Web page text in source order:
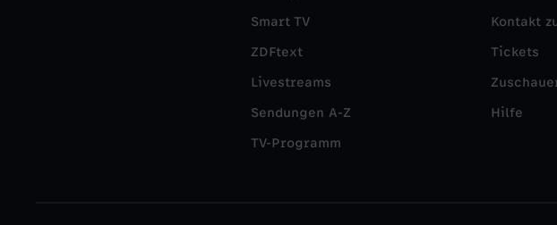
Smart TV
ZDFtext
Livestreams
Sendungen A-Z
TV-Programm
Kontakt
Tickets
Hilfe